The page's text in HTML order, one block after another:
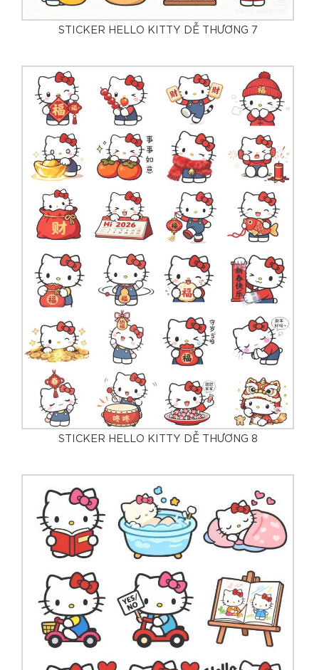
STICKER HELLO KITTY DỄ THƯƠNG 7
STICKER HELLO KITTY DỄ THƯƠNG 8